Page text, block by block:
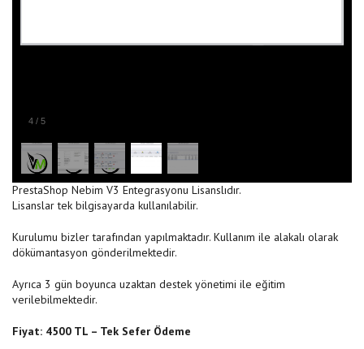
4 / 5
PrestaShop Nebim V3 Entegrasyonu Lisanslıdır.
Lisanslar tek bilgisayarda kullanılabilir.
Kurulumu bizler tarafından yapılmaktadır. Kullanım ile alakalı olarak
dökümantasyon gönderilmektedir.
Ayrıca 3 gün boyunca uzaktan destek yönetimi ile eğitim
verilebilmektedir.
Fiyat: 4500 TL – Tek Sefer Ödeme